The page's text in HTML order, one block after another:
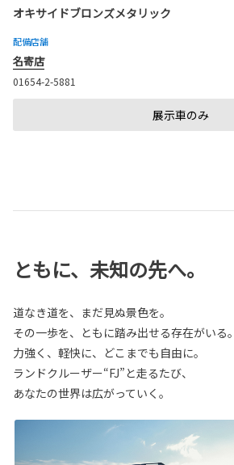
オキサイドブロンズメタリック
配備店舗
名寄店
01654-2-5881
展示車のみ
ともに、未知の先へ。
道なき道を、まだ見ぬ景色を。
その一歩を、ともに踏み出せる存在がいる。
力強く、軽快に、どこまでも自由に。
ランドクルーザー“FJ”と走るたび、
あなたの世界は広がっていく。